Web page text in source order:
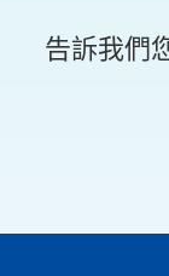
告訴我們